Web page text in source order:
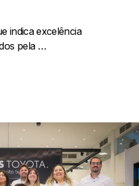
indica excelência
pela …